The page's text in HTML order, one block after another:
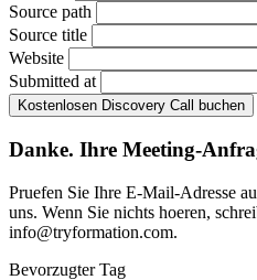
Source path
Source title
Website
Submitted at
Kostenlosen Discovery Call buchen
Danke. Ihre Meeting-
Pruefen Sie Ihre E-Mail-Adresse
uns. Wenn Sie nichts hoeren,
info@tryformation.com.
Bevorzugter Tag